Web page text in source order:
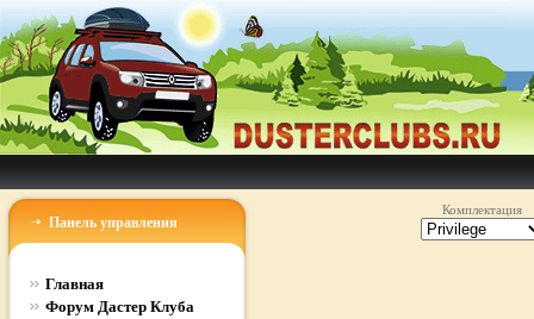
Панель управления
Главная
Форум Дастер Клуба
Комплектация